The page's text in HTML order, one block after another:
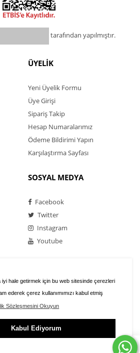
iyi hale getirmek için bu web sitesinde çerezleri
ederek çerez kullanımımızı kabul etmiş
Sözleşmesini Okuyun
Kabul Ediyorum
tarafından yapılmıştır.
ÜYELİK
Yeni Üyelik Formu
Üye Girişi
Sipariş Takip
Hesap Numaralarımız
Ödeme Bildirimi Yapın
Karşılaştırma Sayfası
SOSYAL MEDYA
Facebook
Twitter
Instagram
Youtube